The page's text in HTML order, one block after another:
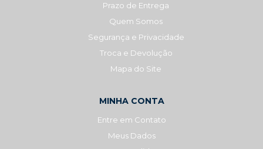
Prazo de Entrega
Quem Somos
Segurança e Privacidade
Troca e Devolução
Mapa do Site
MINHA CONTA
Entre em Contato
Meus Dados